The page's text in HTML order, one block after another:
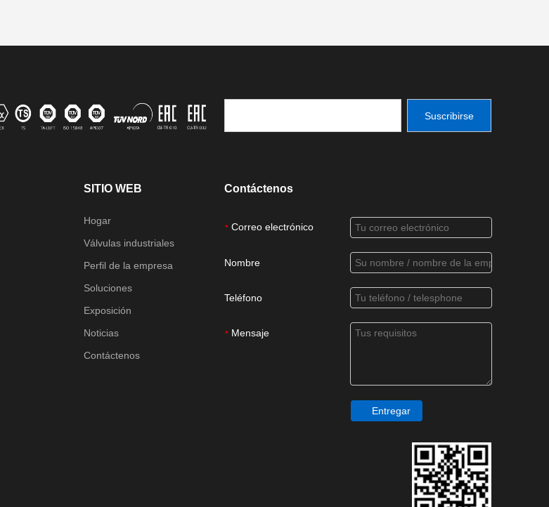
Suscribirse
SITIO WEB
Hogar
Válvulas industriales
Perfil de la empresa
Soluciones
Exposición
Noticias
Contáctenos
Contáctenos
* Correo electrónico
Nombre
Teléfono
* Mensaje
Entregar